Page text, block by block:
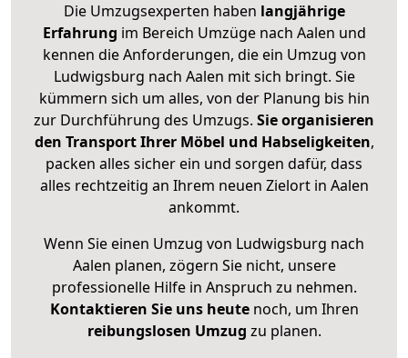
Die Umzugsexperten haben langjährige
Erfahrung im Bereich Umzüge nach Aalen und
kennen die Anforderungen, die ein Umzug von
Ludwigsburg nach Aalen mit sich bringt. Sie
kümmern sich um alles, von der Planung bis hin
zur Durchführung des Umzugs. Sie organisieren
den Transport Ihrer Möbel und Habseligkeiten,
packen alles sicher ein und sorgen dafür, dass
alles rechtzeitig an Ihrem neuen Zielort in Aalen
ankommt.
Wenn Sie einen Umzug von Ludwigsburg nach
Aalen planen, zögern Sie nicht, unsere
professionelle Hilfe in Anspruch zu nehmen.
Kontaktieren Sie uns heutenoch, um Ihren
reibungslosen Umzug zu planen.